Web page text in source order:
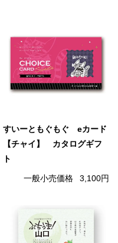
すいーともぐもぐ eカード
【チャイ】 カタログギフ
ト
一般小売価格 3,100円